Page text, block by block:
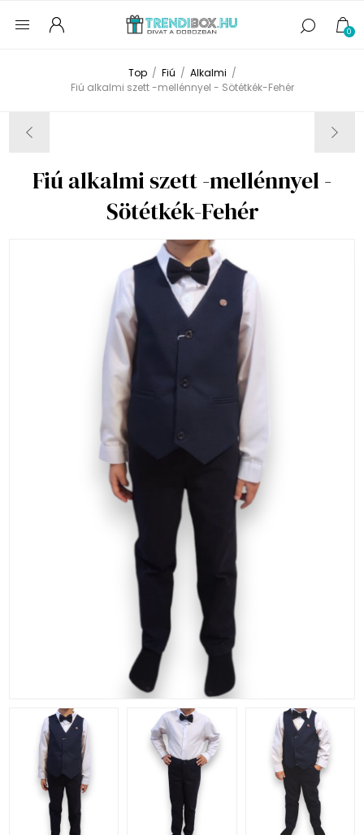
0
Top / Fiú / Alkalmi /
Fiú alkalmi szett -mellénnyel - Sötétkék-Fehér
Fiú alkalmi szett -mellénnyel -
Sötétkék-Fehér